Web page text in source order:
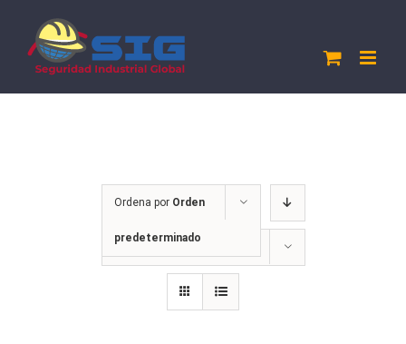
contenido
Ordena por Orden
predeterminado
Mostrar